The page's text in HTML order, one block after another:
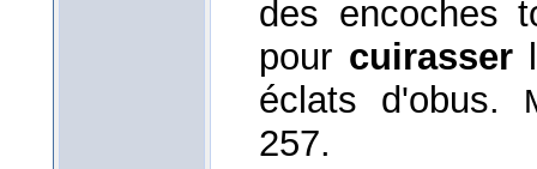
des encoches
pour cuirasser
éclats d'obus.
257.